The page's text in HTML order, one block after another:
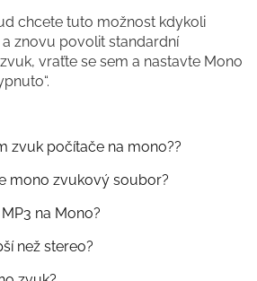
chcete tuto možnost kdykoli
znovu povolit standardní
vraťte se sem a nastavte Mono
zvuk počítače na mono??
mono zvukový soubor?
na Mono?
než stereo?